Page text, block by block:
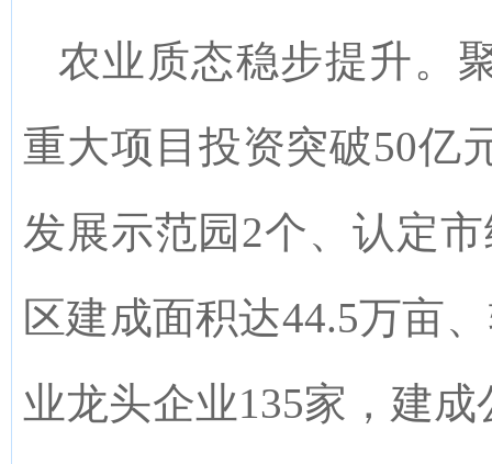
农业质态稳步提升。
重大项目投资突破50亿
发展示范园2个、认定
区建成面积达44.5万亩
业龙头企业135家，建